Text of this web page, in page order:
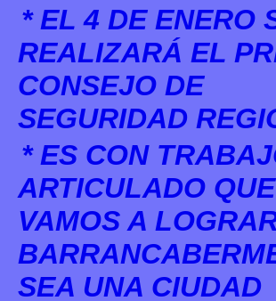
* EL 4 DE ENERO
REALIZARÁ EL
CONSEJO DE
SEGURIDAD
* ES CON
ARTICULADO QUE
VAMOS A
SEA UNA CIUDAD